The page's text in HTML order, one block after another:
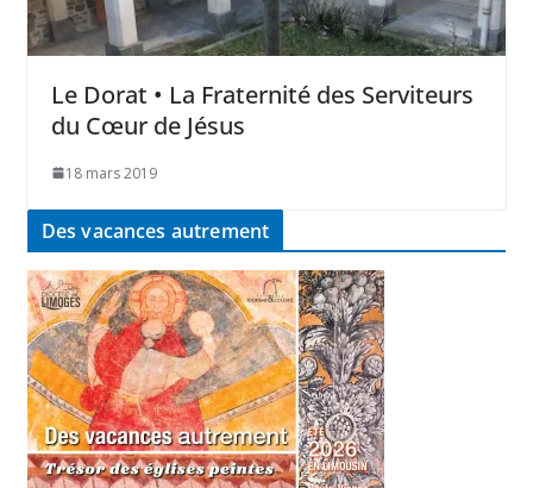
Le Dorat • La Fraternité des Serviteurs
du Cœur de Jésus
18 mars 2019
Des vacances autrement